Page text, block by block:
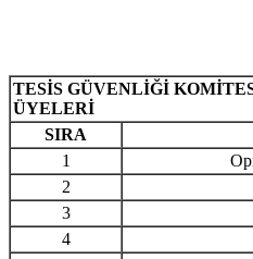
TESİS GÜVENLİĞİ
ÜYELERİ
SIRA
1
2
3
4